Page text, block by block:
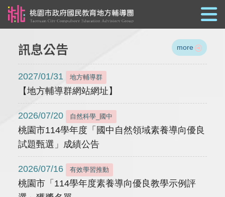
訊息公告 more
2027/01/31 地方輔導群
【地方輔導群網站網址】
2026/07/20 自然科學_國中
桃園市114學年度「國中自然領域素養導向優良
試題甄選」成績公告
2026/07/16 有效學習推動
桃園市「114學年度素養導向優良教學示例評